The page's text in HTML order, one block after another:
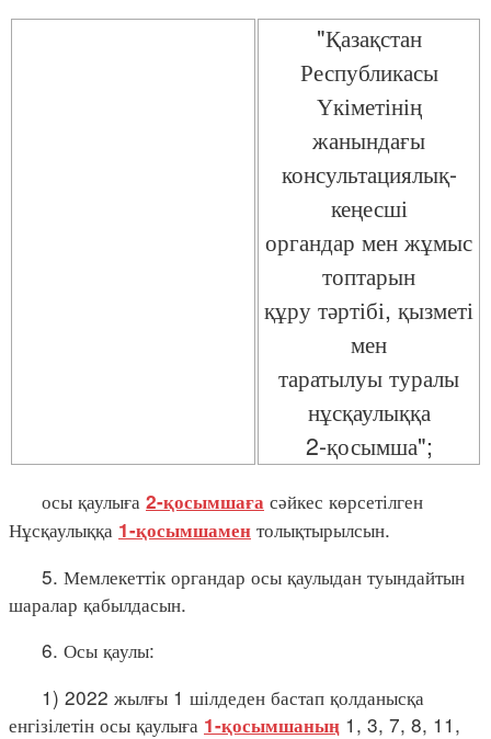
"Қазақстан
Республикасы
Үкіметінің
жанындағы
консультациялық-
кеңесші
органдар мен жұмыс
топтарын
құру тәртібі, қызметі
мен
таратылуы туралы
нұсқаулыққа
2-қосымша";
осы қаулыға 2-қосымшаға сәйкес көрсетілген
Нұсқаулыққа 1-қосымшамен толықтырылсын.
5. Мемлекеттік органдар осы қаулыдан туындайтын
шаралар қабылдасын.
6. Осы қаулы:
1) 2022 жылғы 1 шілдеден бастап қолданысқа
енгізілетін осы қаулыға 1-қосымшаның 1, 3, 7, 8, 11,